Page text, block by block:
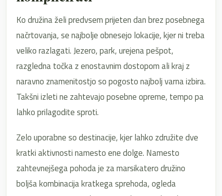
Ko družina želi predvsem prijeten dan brez posebnega
načrtovanja, se najbolje obnesejo lokacije, kjer ni treba
veliko razlagati. Jezero, park, urejena pešpot,
razgledna točka z enostavnim dostopom ali kraj z
naravno znamenitostjo so pogosto najbolj varna izbira.
Takšni izleti ne zahtevajo posebne opreme, tempo pa
lahko prilagodite sproti.
Zelo uporabne so destinacije, kjer lahko združite dve
kratki aktivnosti namesto ene dolge. Namesto
zahtevnejšega pohoda je za marsikatero družino
boljša kombinacija kratkega sprehoda, ogleda